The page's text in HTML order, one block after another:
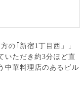
の｢新宿1丁目西」」
いただき約3分ほど直
中華料理店のあるビル